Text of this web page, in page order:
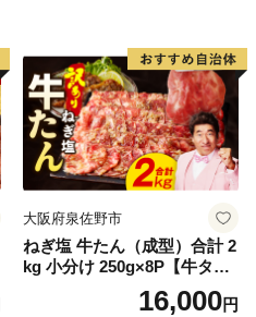
大阪府泉佐野市
ねぎ塩 牛たん（成型）合計 2
kg 小分け 250g×8P【牛タン
牛肉 焼肉用 薄切り 訳あり サ
16,000円